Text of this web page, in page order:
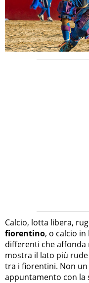
Calcio, lotta libera,
fiorentino, o calcio
differenti che affonda
mostra il lato più
tra i fiorentini. Non
appuntamento con la